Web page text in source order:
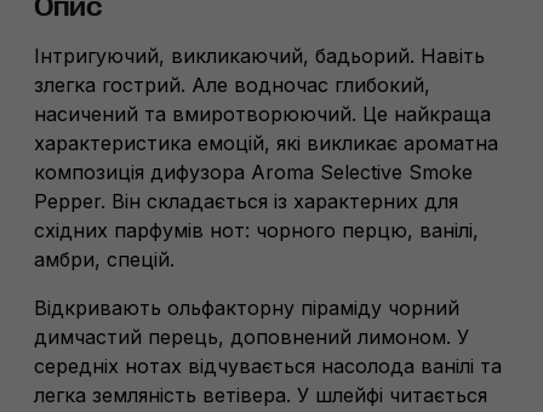
Опис
Інтригуючий, викликаючий, бадьорий. Навіть
злегка гострий. Але водночас глибокий,
насичений та вмиротворюючий. Це найкраща
характеристика емоцій, які викликає ароматна
композиція дифузора Aroma Selective Smoke
Pepper. Він складається із характерних для
східних парфумів нот: чорного перцю, ванілі,
амбри, спецій.
Відкривають ольфакторну піраміду чорний
димчастий перець, доповнений лимоном. У
середніх нотах відчувається насолода ванілі та
легка земляність ветівера. У шлейфі читається